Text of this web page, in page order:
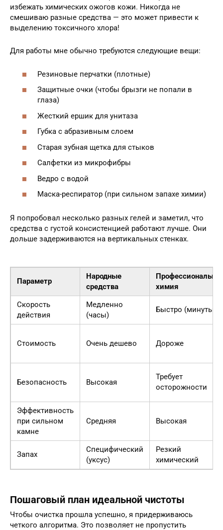
избежать химических ожогов кожи. Никогда не
смешиваю разные средства — это может привести к
выделению токсичного хлора!
Для работы мне обычно требуются следующие вещи:
Резиновые перчатки (плотные)
Защитные очки (чтобы брызги не попали в
глаза)
Жесткий ершик для унитаза
Губка с абразивным слоем
Старая зубная щетка для стыков
Салфетки из микрофибры
Ведро с водой
Маска-респиратор (при сильном запахе химии)
Я попробовал несколько разных гелей и заметил, что
средства с густой консистенцией работают лучше. Они
дольше задерживаются на вертикальных стенках.
Параметр
Народные
средства
Профессиональная
химия
Скорость
действия
Медленно
(часы)
Быстро (минуты)
Стоимость Очень дешево Дороже
Безопасность Высокая
Требует
осторожности
Эффективность
при сильном
камне
Средняя Высокая
Запах
Специфический
(уксус)
Резкий
химический
Пошаговый план идеальной чистоты
Чтобы очистка прошла успешно, я придерживаюсь
четкого алгоритма. Это позволяет не пропустить